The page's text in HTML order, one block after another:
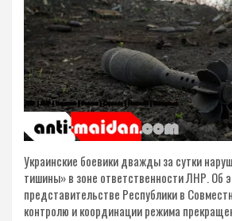
Украинские боевики дважды за сутки
тишины» в зоне ответственности ЛНР. Об
представительстве Республики в
контролю и координации режима